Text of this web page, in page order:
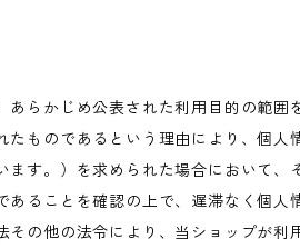
らかじめ公表された利用目的の範囲
ものであるという理由により、個人
す。）を求められた場合において、
ることを確認の上で、遅滞なく個人
の他の法令により、当ショップが利